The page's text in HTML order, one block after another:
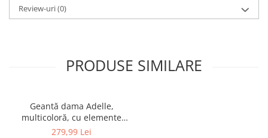
Review-uri(0)
PRODUSE SIMILARE
Geantă dama Adelle,
multicoloră, cu elemente
florale și barete roz 8046
279,99 Lei